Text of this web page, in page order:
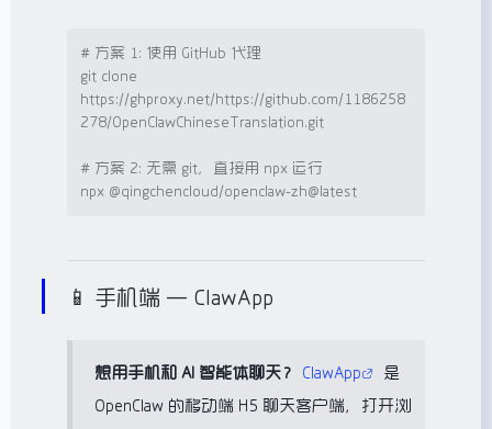
# 方案 1: 使用 GitHub 代理
git clone
https://ghproxy.net/https://github.com/1186258
278/OpenClawChineseTranslation.git
# 方案 2: 无需 git，直接用 npx 运行
npx @qingchencloud/openclaw-zh@latest
📱 手机端 — ClawApp
想用手机和 AI 智能体聊天？ ClawApp
是
OpenClaw 的移动端 H5 聊天客户端，打开浏